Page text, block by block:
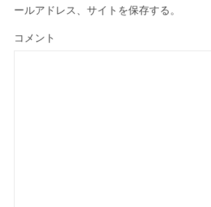
ールアドレス、サイトを保存する。
コメント